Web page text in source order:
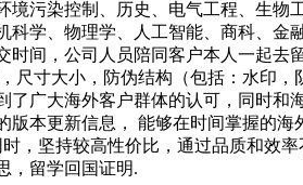
污染控制、历史、电气工程、生
学、物理学、人工智能、商科、金
间，公司人员陪同客户本人一起
寸大小，防伪结构（包括：水印
广大海外客户群体的认可，同时
本更新信息， 能够在时间掌握的
坚持较高性价比，通过品质和效
，留学回国证明.